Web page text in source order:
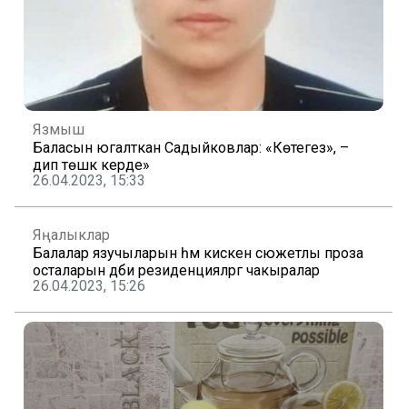
Язмыш
Баласын югалткан Садыйковлар: «Көтегез», –
дип төшкә керде»
26.04.2023, 15:33
Яңалыклар
Балалар язучыларын һәм кискен сюжетлы проза
осталарын әдәби резиденцияләргә чакыралар
26.04.2023, 15:26